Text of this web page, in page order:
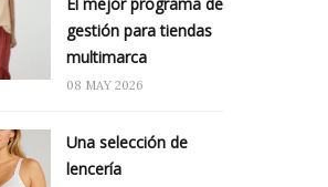
gestión para tiendas
multimarca
08 MAY 2026
Una selección de
lencería